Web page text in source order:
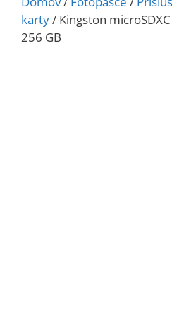
karty/ Kingston
256 GB